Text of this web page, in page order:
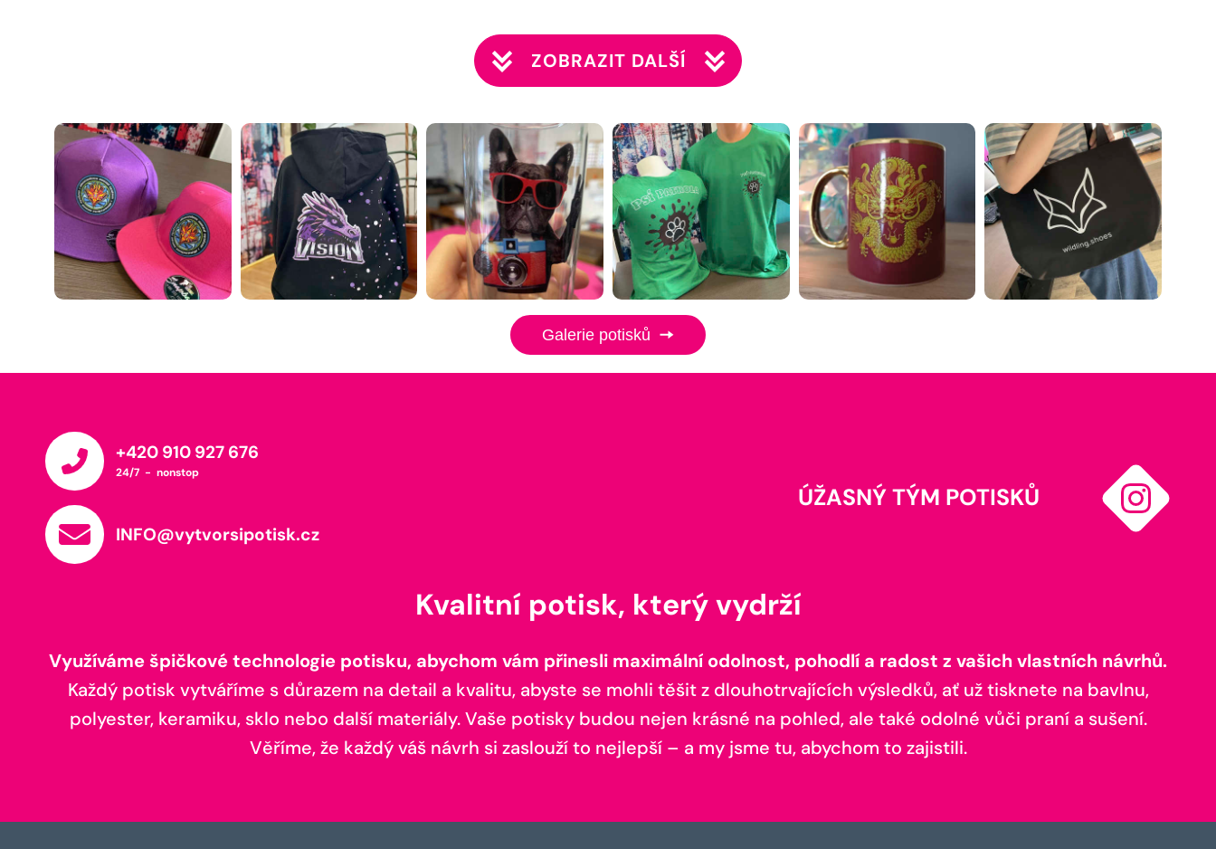
ZOBRAZIT DALŠÍ
Galerie potisků
+420 910 927 676
24/7 - nonstop
INFO@vytvorsipotisk.cz
ÚŽASNÝ TÝM POTISKŮ
Kvalitní potisk, který vydrží
Využíváme špičkové technologie potisku, abychom vám přinesli maximální odolnost, pohodlí a radost z vašich vlastních návrhů.
Každý potisk vytváříme s důrazem na detail a kvalitu, abyste se mohli těšit z dlouhotrvajících výsledků, ať už tisknete na bavlnu,
polyester, keramiku, sklo nebo další materiály. Vaše potisky budou nejen krásné na pohled, ale také odolné vůči praní a sušení.
Věříme, že každý váš návrh si zaslouží to nejlepší – a my jsme tu, abychom to zajistili.